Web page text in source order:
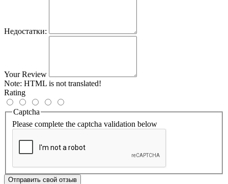
Недостатки:
Your Review
Note: HTML is not translated!
Rating
Captcha
Please complete the captcha validation below
Отправить свой отзыв